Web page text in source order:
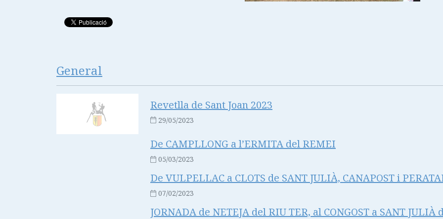
General
Revetlla de Sant Joan 2023
29/05/2023
De CAMPLLONG a l’ERMITA del REMEI
05/03/2023
De VULPELLAC a CLOTS de SANT JULIÀ, CANAPOST i
07/02/2023
JORNADA de NETEJA del RIU TER, al CONGOST a SANT JULIÀ